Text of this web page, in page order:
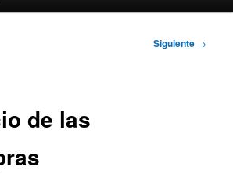
Siguiente →
de las